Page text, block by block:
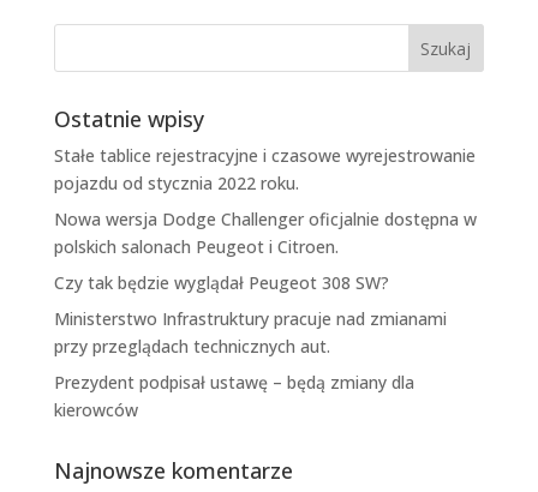
Ostatnie wpisy
Stałe tablice rejestracyjne i czasowe wyrejestrowanie
pojazdu od stycznia 2022 roku.
Nowa wersja Dodge Challenger oficjalnie dostępna w
polskich salonach Peugeot i Citroen.
Czy tak będzie wyglądał Peugeot 308 SW?
Ministerstwo Infrastruktury pracuje nad zmianami
przy przeglądach technicznych aut.
Prezydent podpisał ustawę – będą zmiany dla
kierowców
Najnowsze komentarze